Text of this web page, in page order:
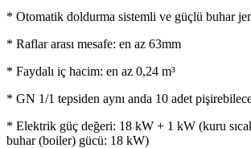
* Otomatik doldurma sistemli ve güçlü buhar
* Raflar arası mesafe: en az 63mm
* Faydalı iç hacim: en az 0,24 m³
* GN 1/1 tepsiden aynı anda 10 adet
* Elektrik güç değeri: 18 kW + 1 kW (kuru
buhar (boiler) gücü: 18 kW)